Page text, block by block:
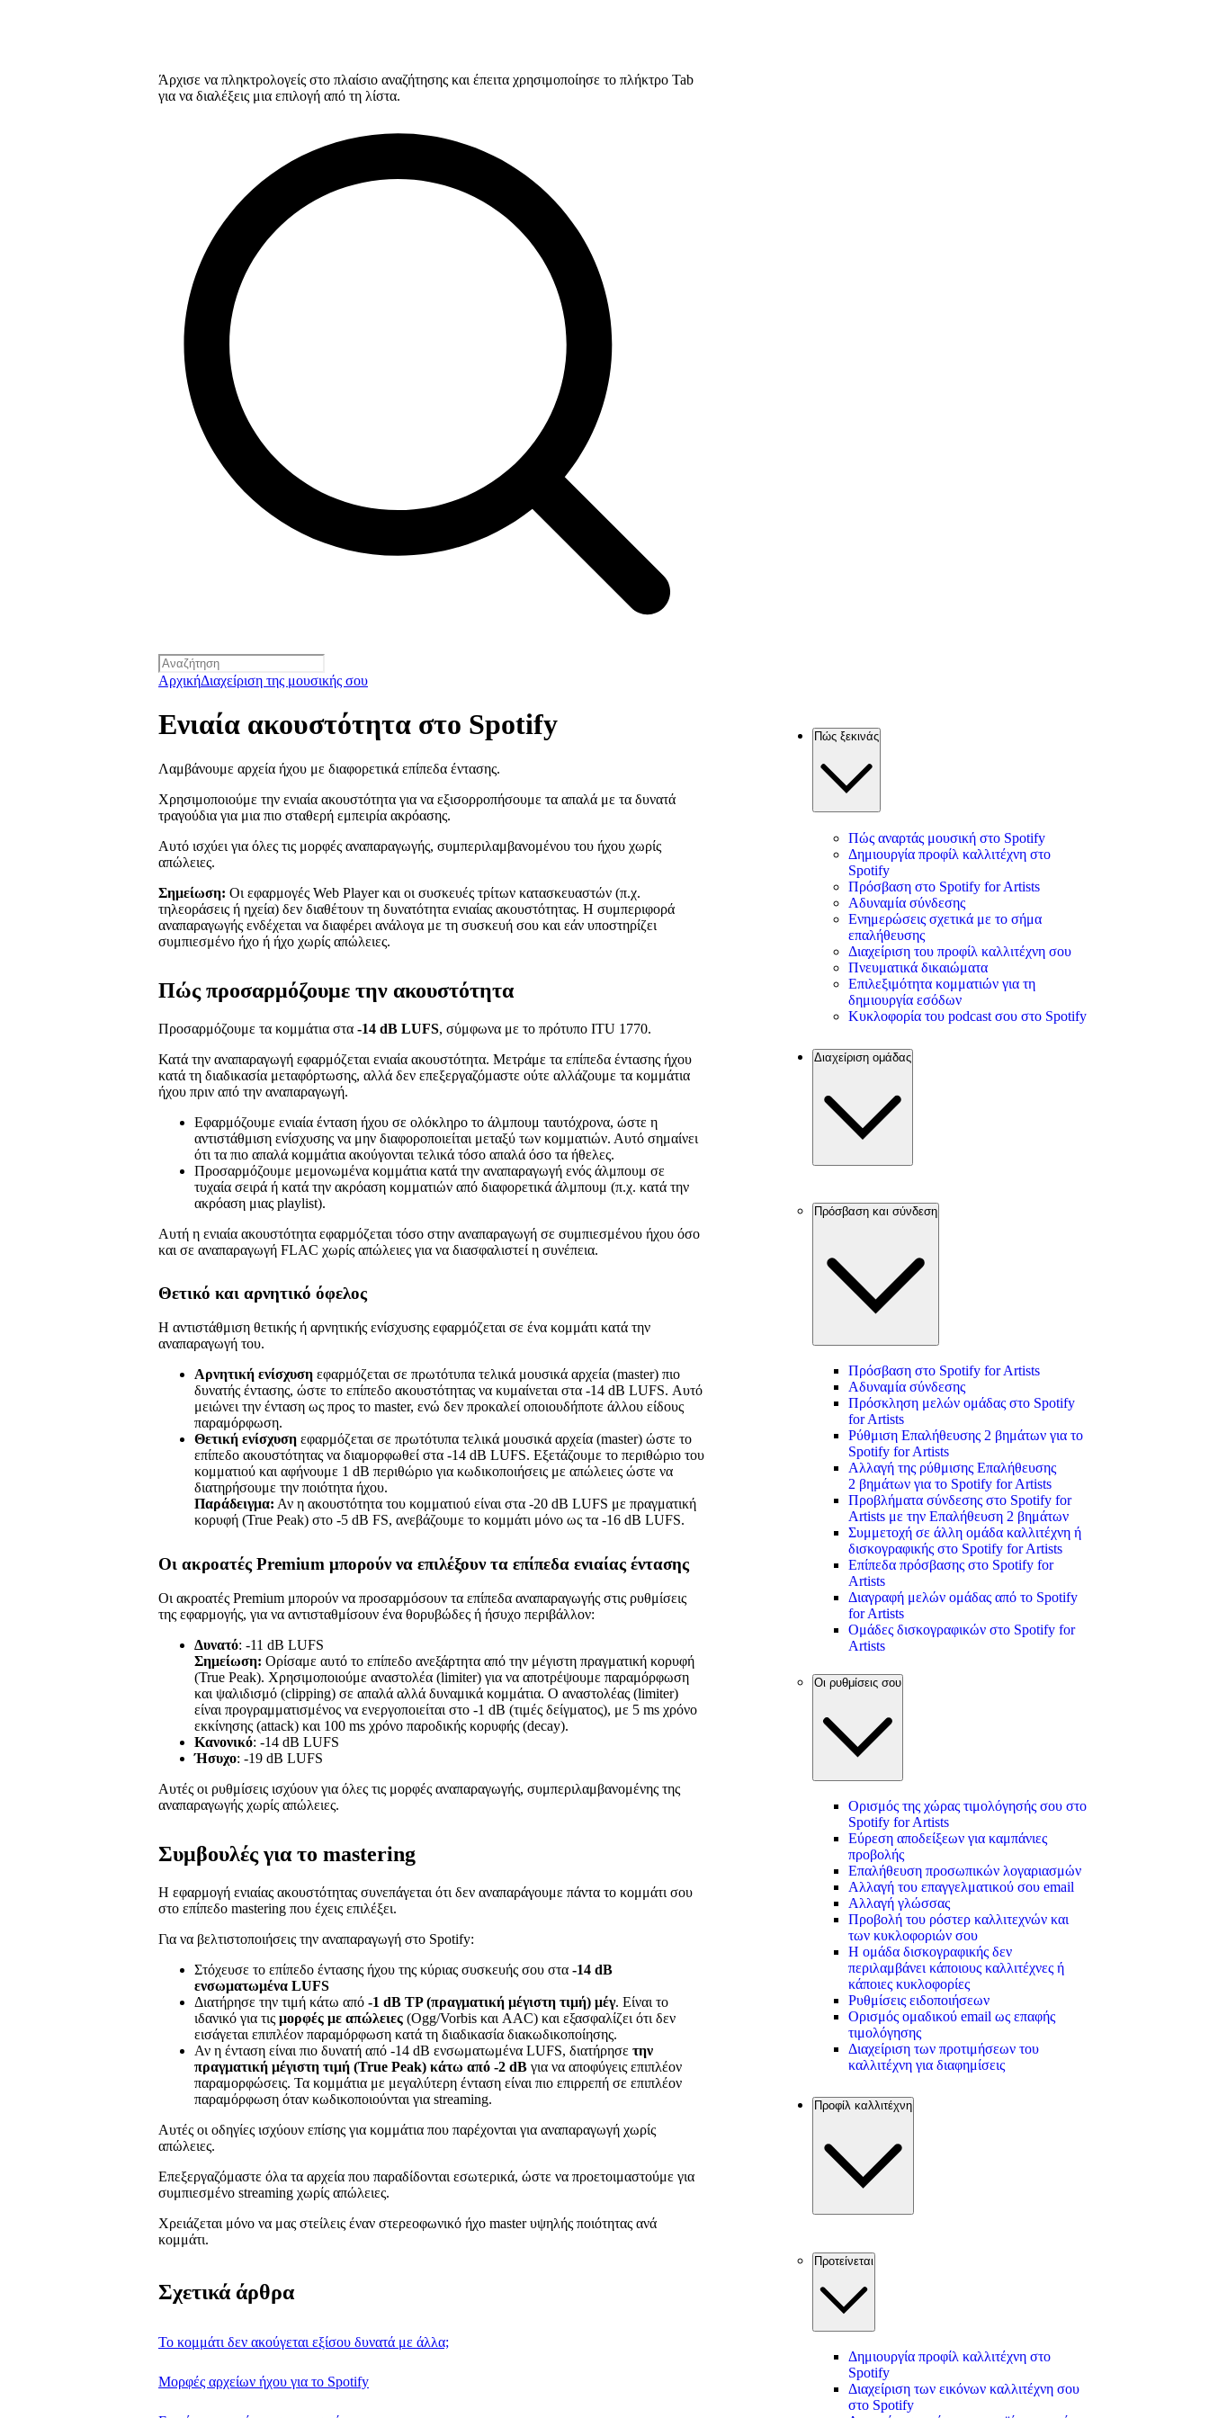
Άρχισε να πληκτρολογείς στο πλαίσιο αναζήτησης και έπειτα χρησιμοποίησε το πλήκτρο Tab
για να διαλέξεις μια επιλογή από τη λίστα.
ΑρχικήΔιαχείριση της μουσικής σου
Ενιαία ακουστότητα στο Spotify
Λαμβάνουμε αρχεία ήχου με διαφορετικά επίπεδα έντασης.
Χρησιμοποιούμε την ενιαία ακουστότητα για να εξισορροπήσουμε τα απαλά με τα δυνατά
τραγούδια για μια πιο σταθερή εμπειρία ακρόασης.
Αυτό ισχύει για όλες τις μορφές αναπαραγωγής, συμπεριλαμβανομένου του ήχου χωρίς
απώλειες.
Σημείωση: Οι εφαρμογές Web Player και οι συσκευές τρίτων κατασκευαστών (π.χ.
τηλεοράσεις ή ηχεία) δεν διαθέτουν τη δυνατότητα ενιαίας ακουστότητας. Η συμπεριφορά
αναπαραγωγής ενδέχεται να διαφέρει ανάλογα με τη συσκευή σου και εάν υποστηρίζει
συμπιεσμένο ήχο ή ήχο χωρίς απώλειες.
Πώς προσαρμόζουμε την ακουστότητα
Προσαρμόζουμε τα κομμάτια στα -14 dB LUFS, σύμφωνα με το πρότυπο ITU 1770.
Κατά την αναπαραγωγή εφαρμόζεται ενιαία ακουστότητα. Μετράμε τα επίπεδα έντασης ήχου
κατά τη διαδικασία μεταφόρτωσης, αλλά δεν επεξεργαζόμαστε ούτε αλλάζουμε τα κομμάτια
ήχου πριν από την αναπαραγωγή.
Εφαρμόζουμε ενιαία ένταση ήχου σε ολόκληρο το άλμπουμ ταυτόχρονα, ώστε η
αντιστάθμιση ενίσχυσης να μην διαφοροποιείται μεταξύ των κομματιών. Αυτό σημαίνει
ότι τα πιο απαλά κομμάτια ακούγονται τελικά τόσο απαλά όσο τα ήθελες.
Προσαρμόζουμε μεμονωμένα κομμάτια κατά την αναπαραγωγή ενός άλμπουμ σε
τυχαία σειρά ή κατά την ακρόαση κομματιών από διαφορετικά άλμπουμ (π.χ. κατά την
ακρόαση μιας playlist).
Αυτή η ενιαία ακουστότητα εφαρμόζεται τόσο στην αναπαραγωγή σε συμπιεσμένου ήχου όσο
και σε αναπαραγωγή FLAC χωρίς απώλειες για να διασφαλιστεί η συνέπεια.
Θετικό και αρνητικό όφελος
Η αντιστάθμιση θετικής ή αρνητικής ενίσχυσης εφαρμόζεται σε ένα κομμάτι κατά την
αναπαραγωγή του.
Αρνητική ενίσχυση εφαρμόζεται σε πρωτότυπα τελικά μουσικά αρχεία (master) πιο
δυνατής έντασης, ώστε το επίπεδο ακουστότητας να κυμαίνεται στα -14 dB LUFS. Αυτό
μειώνει την ένταση ως προς το master, ενώ δεν προκαλεί οποιουδήποτε άλλου είδους
παραμόρφωση.
Θετική ενίσχυση εφαρμόζεται σε πρωτότυπα τελικά μουσικά αρχεία (master) ώστε το
επίπεδο ακουστότητας να διαμορφωθεί στα -14 dB LUFS. Εξετάζουμε το περιθώριο του
κομματιού και αφήνουμε 1 dB περιθώριο για κωδικοποιήσεις με απώλειες ώστε να
διατηρήσουμε την ποιότητα ήχου.
Παράδειγμα: Αν η ακουστότητα του κομματιού είναι στα -20 dB LUFS με πραγματική
κορυφή (True Peak) στο -5 dB FS, ανεβάζουμε το κομμάτι μόνο ως τα -16 dB LUFS.
Οι ακροατές Premium μπορούν να επιλέξουν τα επίπεδα ενιαίας έντασης
Οι ακροατές Premium μπορούν να προσαρμόσουν τα επίπεδα αναπαραγωγής στις ρυθμίσεις
της εφαρμογής, για να αντισταθμίσουν ένα θορυβώδες ή ήσυχο περιβάλλον:
Δυνατό: -11 dB LUFS
Σημείωση: Ορίσαμε αυτό το επίπεδο ανεξάρτητα από την μέγιστη πραγματική κορυφή
(True Peak). Χρησιμοποιούμε αναστολέα (limiter) για να αποτρέψουμε παραμόρφωση
και ψαλιδισμό (clipping) σε απαλά αλλά δυναμικά κομμάτια. Ο αναστολέας (limiter)
είναι προγραμματισμένος να ενεργοποιείται στο -1 dB (τιμές δείγματος), με 5 ms χρόνο
εκκίνησης (attack) και 100 ms χρόνο παροδικής κορυφής (decay).
Κανονικό: -14 dB LUFS
Ήσυχο: -19 dB LUFS
Αυτές οι ρυθμίσεις ισχύουν για όλες τις μορφές αναπαραγωγής, συμπεριλαμβανομένης της
αναπαραγωγής χωρίς απώλειες.
Συμβουλές για το mastering
Η εφαρμογή ενιαίας ακουστότητας συνεπάγεται ότι δεν αναπαράγουμε πάντα το κομμάτι σου
στο επίπεδο mastering που έχεις επιλέξει.
Για να βελτιστοποιήσεις την αναπαραγωγή στο Spotify:
Στόχευσε το επίπεδο έντασης ήχου της κύριας συσκευής σου στα -14 dB
ενσωματωμένα LUFS
Διατήρησε την τιμή κάτω από -1 dB TP (πραγματική μέγιστη τιμή) μέγ. Είναι το
ιδανικό για τις μορφές με απώλειες (Ogg/Vorbis και AAC) και εξασφαλίζει ότι δεν
εισάγεται επιπλέον παραμόρφωση κατά τη διαδικασία διακωδικοποίησης.
Αν η ένταση είναι πιο δυνατή από -14 dB ενσωματωμένα LUFS, διατήρησε την
πραγματική μέγιστη τιμή (True Peak) κάτω από -2 dB για να αποφύγεις επιπλέον
παραμορφώσεις. Τα κομμάτια με μεγαλύτερη ένταση είναι πιο επιρρεπή σε επιπλέον
παραμόρφωση όταν κωδικοποιούνται για streaming.
Αυτές οι οδηγίες ισχύουν επίσης για κομμάτια που παρέχονται για αναπαραγωγή χωρίς
απώλειες.
Επεξεργαζόμαστε όλα τα αρχεία που παραδίδονται εσωτερικά, ώστε να προετοιμαστούμε για
συμπιεσμένο streaming χωρίς απώλειες.
Χρειάζεται μόνο να μας στείλεις έναν στερεοφωνικό ήχο master υψηλής ποιότητας ανά
κομμάτι.
Σχετικά άρθρα
Το κομμάτι δεν ακούγεται εξίσου δυνατά με άλλα;
Μορφές αρχείων ήχου για το Spotify
Πώς ξεκινάς
Πώς αναρτάς μουσική στο Spotify
Δημιουργία προφίλ καλλιτέχνη στο
Spotify
Πρόσβαση στο Spotify for Artists
Αδυναμία σύνδεσης
Ενημερώσεις σχετικά με το σήμα
επαλήθευσης
Διαχείριση του προφίλ καλλιτέχνη σου
Πνευματικά δικαιώματα
Επιλεξιμότητα κομματιών για τη
δημιουργία εσόδων
Κυκλοφορία του podcast σου στο Spotify
Διαχείριση ομάδας
Πρόσβαση και σύνδεση
Πρόσβαση στο Spotify for Artists
Αδυναμία σύνδεσης
Πρόσκληση μελών ομάδας στο Spotify
for Artists
Ρύθμιση Επαλήθευσης 2 βημάτων για το
Spotify for Artists
Αλλαγή της ρύθμισης Επαλήθευσης
2 βημάτων για το Spotify for Artists
Προβλήματα σύνδεσης στο Spotify for
Artists με την Επαλήθευση 2 βημάτων
Συμμετοχή σε άλλη ομάδα καλλιτέχνη ή
δισκογραφικής στο Spotify for Artists
Επίπεδα πρόσβασης στο Spotify for
Artists
Διαγραφή μελών ομάδας από το Spotify
for Artists
Ομάδες δισκογραφικών στο Spotify for
Artists
Οι ρυθμίσεις σου
Ορισμός της χώρας τιμολόγησής σου στο
Spotify for Artists
Εύρεση αποδείξεων για καμπάνιες
προβολής
Επαλήθευση προσωπικών λογαριασμών
Αλλαγή του επαγγελματικού σου email
Αλλαγή γλώσσας
Προβολή του ρόστερ καλλιτεχνών και
των κυκλοφοριών σου
Η ομάδα δισκογραφικής δεν
περιλαμβάνει κάποιους καλλιτέχνες ή
κάποιες κυκλοφορίες
Ρυθμίσεις ειδοποιήσεων
Ορισμός ομαδικού email ως επαφής
τιμολόγησης
Διαχείριση των προτιμήσεων του
καλλιτέχνη για διαφημίσεις
Προφίλ καλλιτέχνη
Προτείνεται
Δημιουργία προφίλ καλλιτέχνη στο
Spotify
Διαχείριση των εικόνων καλλιτέχνη σου
στο Spotify